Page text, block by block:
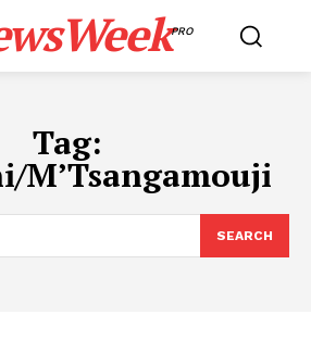
PRO
Tag:
M’Tsangamouji
SEARCH